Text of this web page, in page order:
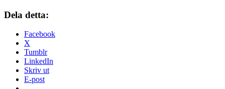
Dela detta:
Facebook
X
Tumblr
LinkedIn
Skriv ut
E-post